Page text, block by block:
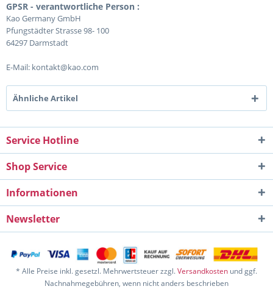
GPSR - verantwortliche Person :
Kao Germany GmbH
Pfungstädter Strasse 98- 100
64297 Darmstadt
E-Mail: kontakt@kao.com
Ähnliche Artikel
Service Hotline
Shop Service
Informationen
Newsletter
* Alle Preise inkl. gesetzl. Mehrwertsteuer zzgl.Versandkosten und ggf.
Nachnahmegebühren, wenn nicht anders beschrieben